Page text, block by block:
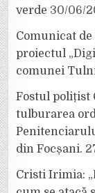
verde 30/06/
Comunicat
proiectul
comunei
Fostul polițist
tulburarea
din Focșani.
Cristi Irimia: